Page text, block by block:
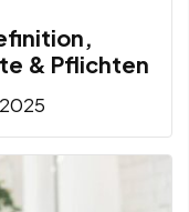
& Pflichten